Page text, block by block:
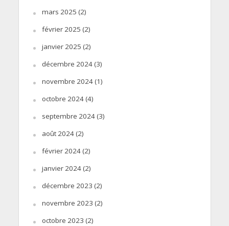
mars 2025 (2)
février 2025 (2)
janvier 2025 (2)
décembre 2024(3)
novembre 2024(1)
octobre 2024(4)
septembre 2024(3)
août 2024(2)
février 2024(2)
janvier 2024(2)
décembre 2023 (2)
novembre 2023 (2)
octobre 2023 (2)